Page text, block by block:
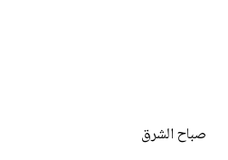
صباح الشرق